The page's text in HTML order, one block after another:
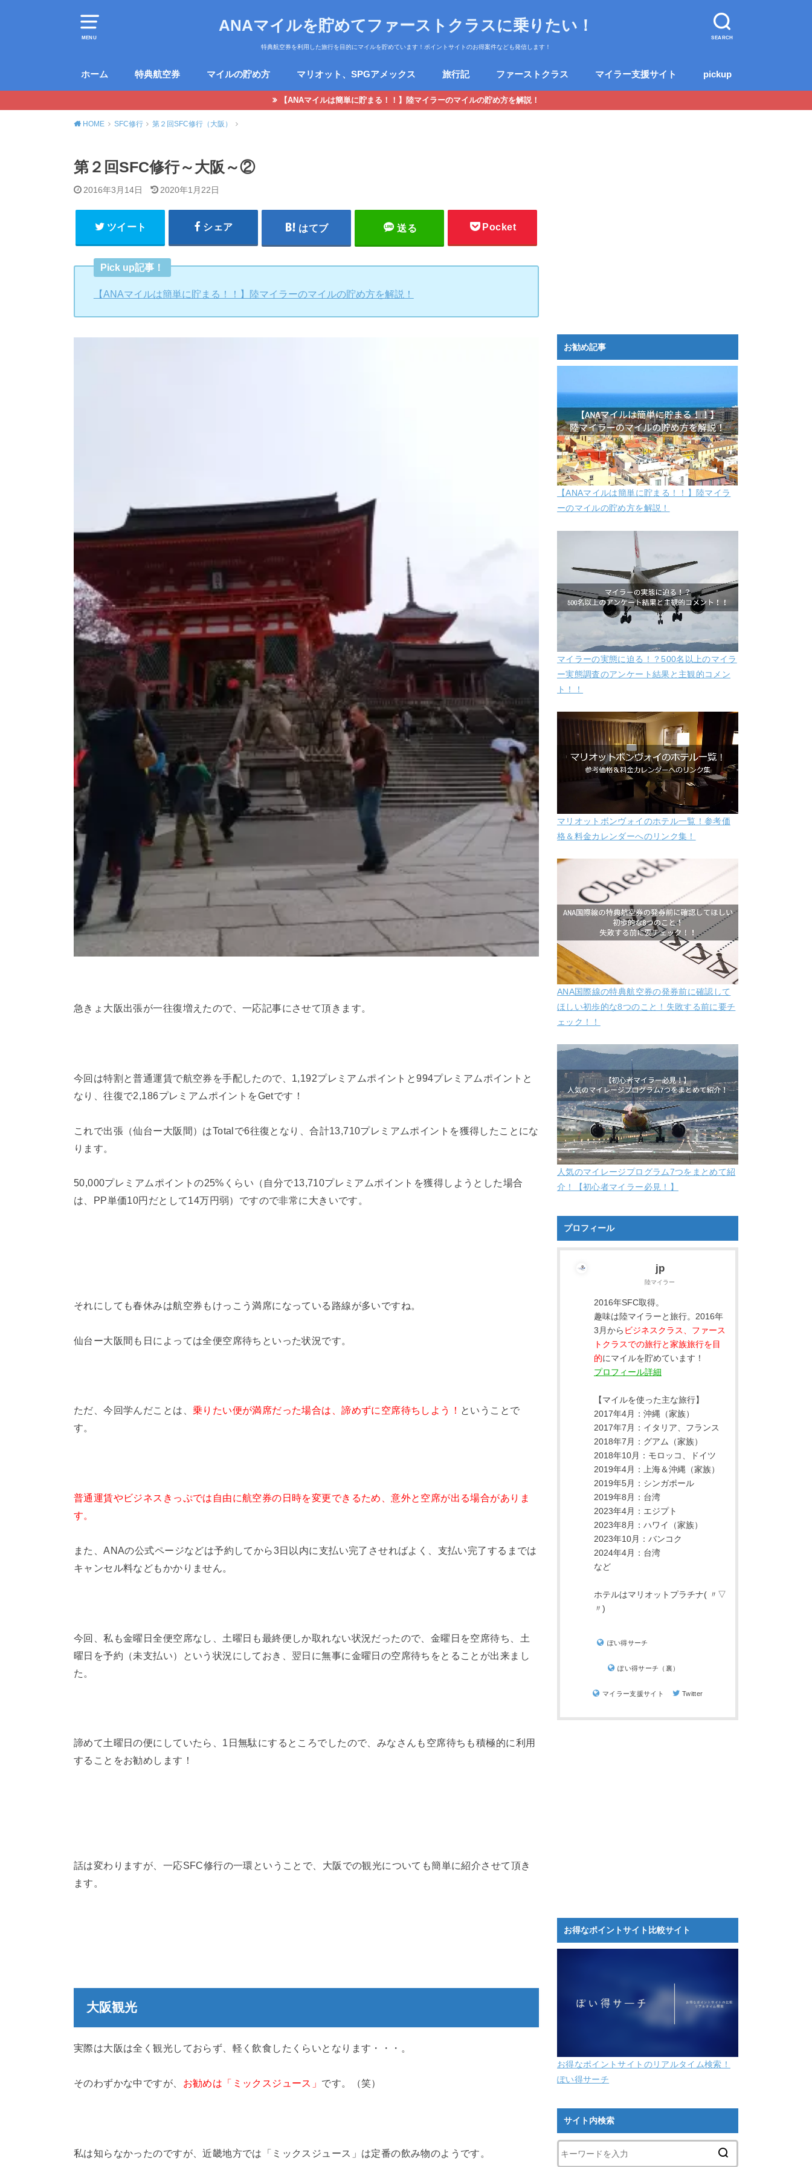
MENU SEARCH
ANAマイルを貯めてファーストクラスに乗りたい！
特典航空券を利用した旅行を目的にマイルを貯めています！ポイントサイトのお得案件なども発信します！
ホーム 特典航空券 マイルの貯め方 マリオット、SPGアメックス 旅行記 ファーストクラス マイラー支援サイト pickup
【ANAマイルは簡単に貯まる！！】陸マイラーのマイルの貯め方を解説！
HOME SFC修行 第２回SFC修行（大阪）
第２回SFC修行～大阪～②
2016年3月14日 2020年1月22日
ツイート シェア はてブ 送る Pocket
Pick up記事！
【ANAマイルは簡単に貯まる！！】陸マイラーのマイルの貯め方を解説！
急きょ大阪出張が一往復増えたので、一応記事にさせて頂きます。
今回は特割と普通運賃で航空券を手配したので、1,192プレミアムポイントと994プレミアムポイントと
なり、往復で2,186プレミアムポイントをGetです！
これで出張（仙台ー大阪間）はTotalで6往復となり、合計13,710プレミアムポイントを獲得したことにな
ります。
50,000プレミアムポイントの25%くらい（自分で13,710プレミアムポイントを獲得しようとした場合
は、PP単価10円だとして14万円弱）ですので非常に大きいです。
それにしても春休みは航空券もけっこう満席になっている路線が多いですね。
仙台ー大阪間も日によっては全便空席待ちといった状況です。
ただ、今回学んだことは、 乗りたい便が満席だった場合は、諦めずに空席待ちしよう！ ということで
す。
普通運賃やビジネスきっぷでは自由に航空券の日時を変更できるため、意外と空席が出る場合がありま
す。
また、ANAの公式ページなどは予約してから3日以内に支払い完了させればよく、支払い完了するまでは
キャンセル料などもかかりません。
今回、私も金曜日全便空席なし、土曜日も最終便しか取れない状況だったので、金曜日を空席待ち、土
曜日を予約（未支払い）という状況にしておき、翌日に無事に金曜日の空席待ちをとることが出来まし
た。
諦めて土曜日の便にしていたら、1日無駄にするところでしたので、みなさんも空席待ちも積極的に利用
することをお勧めします！
話は変わりますが、一応SFC修行の一環ということで、大阪での観光についても簡単に紹介させて頂き
ます。
大阪観光
実際は大阪は全く観光しておらず、軽く飲食したくらいとなります・・・。
そのわずかな中ですが、 お勧めは「ミックスジュース」 です。（笑）
私は知らなかったのですが、近畿地方では「ミックスジュース」は定番の飲み物のようです。
お勧め記事
【ANAマイルは簡単に貯まる！！】陸マイラ
ーのマイルの貯め方を解説！
マイラーの実態に迫る！？500名以上のマイラ
ー実態調査のアンケート結果と主観的コメン
ト！！
マリオットボンヴォイのホテル一覧！参考価
格＆料金カレンダーへのリンク集！
ANA国際線の特典航空券の発券前に確認して
ほしい初歩的な8つのこと！失敗する前に要チ
ェック！！
人気のマイレージプログラム7つをまとめて紹
介！【初心者マイラー必見！】
プロフィール
jp
陸マイラー
2016年SFC取得。
趣味は陸マイラーと旅行。2016年
3月から ビジネスクラス、ファース
トクラスでの旅行と家族旅行を目
的にマイルを貯めています！
プロフィール詳細
【マイルを使った主な旅行】
2017年4月：沖縄（家族）
2017年7月：イタリア、フランス
2018年7月：グアム（家族）
2018年10月：モロッコ、ドイツ
2019年4月：上海＆沖縄（家族）
2019年5月：シンガポール
2019年8月：台湾
2023年4月：エジプト
2023年8月：ハワイ（家族）
2023年10月：バンコク
2024年4月：台湾
など
ホテルはマリオットプラチナ( 〃▽
〃)
ぽい得サーチ
ぽい得サーチ（裏）
マイラー支援サイト Twitter
お得なポイントサイト比較サイト
お得なポイントサイトのリアルタイム検索！
ぽい得サーチ
サイト内検索